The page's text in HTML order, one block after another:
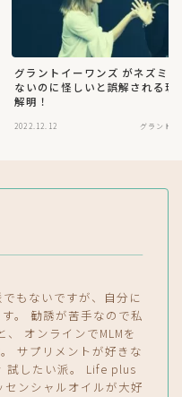
グラントイーワンズ がネズミ
ないのに怪しいと誤解される理
解明！
2022.12.12 グラント
もないですが、自分に
。 勧誘が苦手なので私
オンラインでMLMを
サプリメントが好きな
試したい派。 Life plus
センシャルオイルが大好